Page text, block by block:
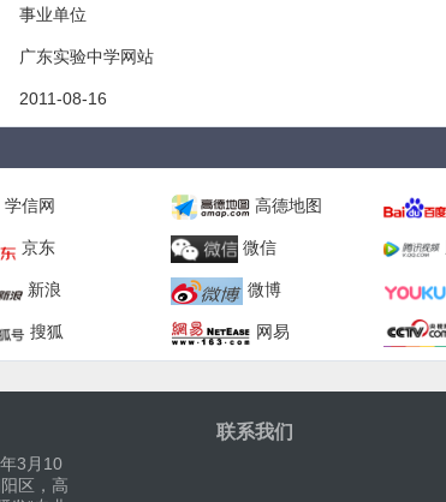
事业单位
广东实验中学网站
2011-08-16
学信网 高德地图
京东 微信
新浪 微博
搜狐 网易
联系我们
3月10
区，高